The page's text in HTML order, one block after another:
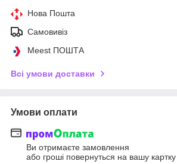
Нова Пошта
Самовивіз
Meest ПОШТА
Всі умови доставки
Умови оплати
Ви отримаєте замовлення
або гроші повернуться на вашу картку